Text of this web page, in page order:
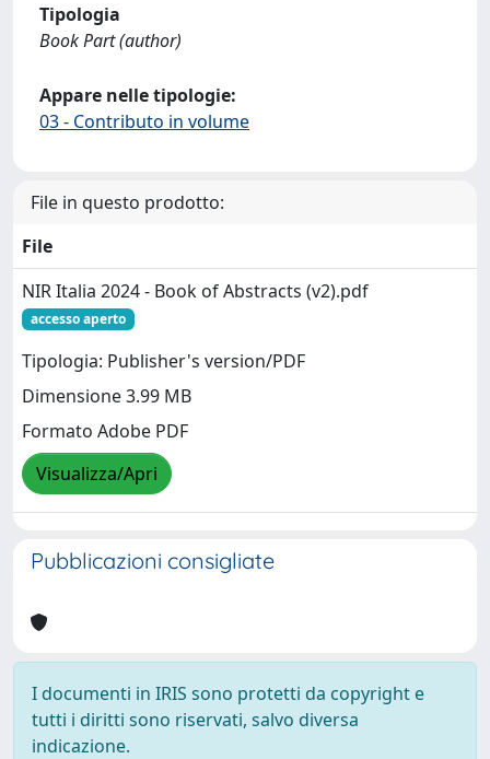
Tipologia
Book Part (author)
Appare nelle tipologie:
03 - Contributo in volume
File in questo prodotto:
File
NIR Italia 2024 - Book of Abstracts (v2).pdf
accesso aperto
Tipologia: Publisher's version/PDF
Dimensione 3.99 MB
Formato Adobe PDF
Visualizza/Apri
Pubblicazioni consigliate
I documenti in IRIS sono protetti da copyright e
tutti i diritti sono riservati, salvo diversa
indicazione.